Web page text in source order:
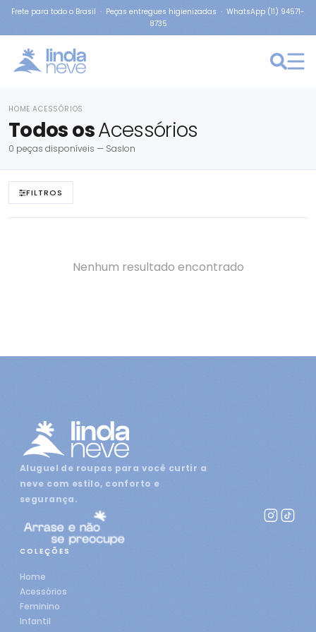
Frete para todo o Brasil · Peças entregues higienizadas · WhatsApp (11) 94571-
8735
HOME ›ACESSÓRIOS
Todos osAcessórios
0 peças disponíveis — Saslon
FILTROS
Nenhum resultado encontrado
Aluguel de roupas para você curtir a
neve com estilo, conforto e
segurança.
COLEÇÕES
Home
Acessórios
Feminino
Infantil